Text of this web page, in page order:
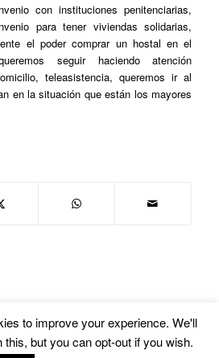
con instituciones penitenciarias,
para tener viviendas solidarias,
el poder comprar un hostal en el
seguir haciendo atención
teleasistencia, queremos ir al
en la situación que están los mayores
Les Askapen Mugimendua- powered by
to improve your experience. We'll
but you can opt-out if you wish.